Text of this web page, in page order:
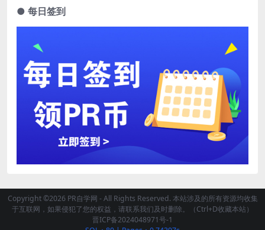
● 每日签到
Copyright ©2026 PR自学网 - All Rights Reserved. 本站涉及的所有资源均收集
于互联网，如果侵犯了您的权益，请联系我们及时删除。（Ctrl+D收藏本站）
晋ICP备2024048971号-1